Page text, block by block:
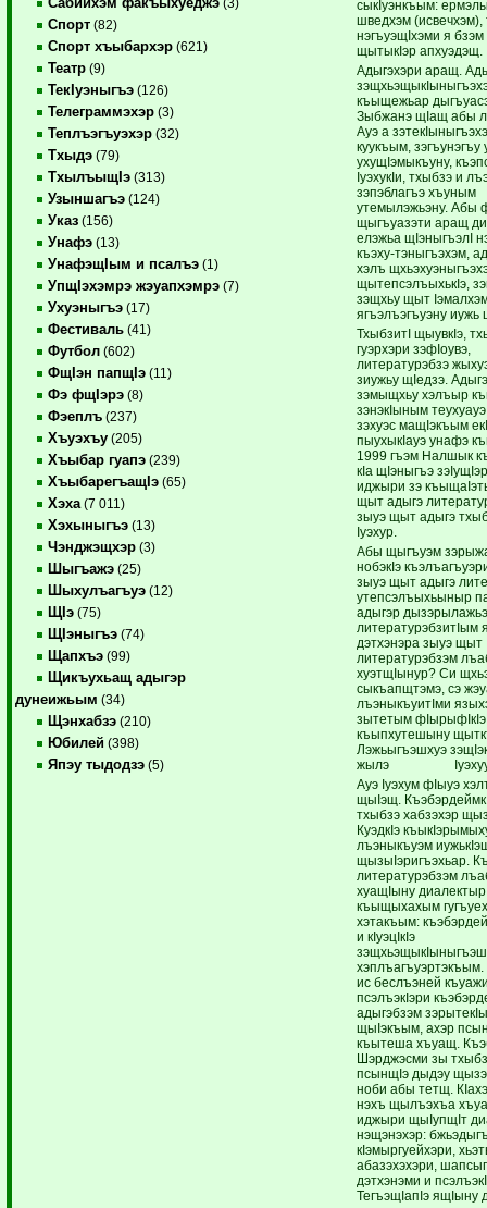
(3)
Спорт (82)
Спорт хъыбархэр (621)
Театр (9)
ТекIуэныгъэ (126)
Телеграммэхэр (3)
Теплъэгъуэхэр (32)
Тхыдэ (79)
ТхылъыщIэ (313)
Узыншагъэ (124)
Указ (156)
Унафэ (13)
УнафэщIым и псалъэ (1)
УпщIэхэмрэ жэуапхэмрэ (7)
Ухуэныгъэ (17)
Фестиваль (41)
Футбол (602)
ФщIэн папщIэ (11)
Фэ фщIэрэ (8)
Фэеплъ (237)
Хъуэхъу (205)
Хъыбар гуапэ (239)
ХъыбарегъащIэ (65)
Хэха (7 011)
Хэхыныгъэ (13)
Чэнджэщхэр (3)
Шыгъажэ (25)
Шыхулъагъуэ (12)
ЩIэ (75)
ЩIэныгъэ (74)
Щапхъэ (99)
Щикъухьащ адыгэр
дунеижьым (34)
Щэнхабзэ (210)
Юбилей (398)
Япэу тыдодзэ (5)
сыкIуэнкъым:
шведхэм (исвечхэм),
нэгъуэщIхэми я бзэм
щытыкIэр апхуэдэщ.
Адыгэхэри аращ.
къыщежьар
Зыбжанэ щIащ абы
Ауэ а
куукъым,
ухущIэмыкъуну,
IуэхукIи, тхыбзэ и
зэпэблагъэ хъуным
утемылэжьэну. Абы
щыгъуазэти аращ
елэжьа щIэныгъэлI
къэху-тэныгъэхэм,
хэлъ
щытепсэлъыхькIэ,
зэщхьу щыт
ягъэлъэгъуэну
ТхыбзитI щыувкIэ,
гуэрхэри зэфIоувэ,
литературэбзэ
зиужьу щIедзэ.
зэмыщхьу хэлъыр
зэнэкIыным
зэхуэс мащIэкъым
пыухыкIауэ унафэ
1999 гъэм Налшык
кIа щIэныгъэ
иджыри зэ
щыт адыгэ
зыуэ щыт адыгэ
Iуэхур.
Абы щыгъуэм
нобэкIэ
зыуэ щыт адыгэ
утепсэлъыхьыныр
адыгэр дызэрылажьэ
дэтхэнэра зыуэ щыт
литературэбзэм
хуэтщIынур? Си
сыкъапщтэмэ, сэ
лъэныкъуитIми
зытетым фIырыфIкIэ
къыпхутешыну
Лэжьыгъэшхуэ
жылэ
Ауэ Iуэхум фIыуэ
щыIэщ.
тхыбзэ хабзэхэр
КуэдкIэ
лъэныкъуэм
щызыIэригъэхьар.
литературэбзэм
хуащIыну диалектыр
къыщыхахым
хэтакъым:
и кIуэцIкIэ
ис беслъэней
псэлъэкIэри
адыгэбзэм
щыIэкъым, ахэр
къытеша хъуащ.
Шэрджэсми зы
псынщIэ дыдэу
ноби абы тетщ.
нэхъ щылъэхъа
иджыри щыIупщIт
нэщэнэхэр:
кIэмыргуейхэри,
абазэхэхэри,
дэтхэнэми и
ТегъэщIапIэ ящIыну